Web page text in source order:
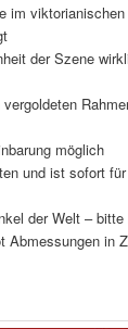
im
der Szene
möglich
und ist sofort
der Welt –
Abmessungen in